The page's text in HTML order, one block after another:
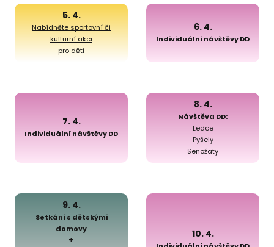
5. 4.
Nabídněte sportovní či
kulturní akci
pro děti
6. 4.
Individuální návštěvy DD
7. 4.
Individuální návštěvy DD
8. 4.
Návštěva DD:
Ledce
Pyšely
Senožaty
9. 4.
Setkání s dětskými
domovy
+ 10. 4.